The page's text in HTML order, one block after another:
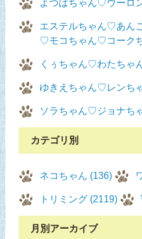
よつばちゃん♡ウーロ
エステルちゃん♡あん
♡モコちゃん♡コーク
くぅちゃん♡わたち
ゆきえちゃん♡レンち
ソラちゃん♡ジョナち
カテゴリ別
ネコちゃん (136)
トリミング (2119)
月別アーカイブ